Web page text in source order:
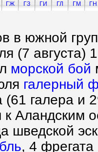
ГЖ ГЗ ГИ ГЛ ГМ
ГН
в южной
(7 августа)
морской бой
галерный
галера и
Аландским
шведской
, 4